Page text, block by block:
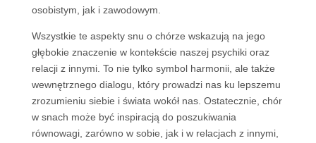
osobistym, jak i zawodowym.
Wszystkie te aspekty snu o chórze wskazują na jego
głębokie znaczenie w kontekście naszej psychiki oraz
relacji z innymi. To nie tylko symbol harmonii, ale także
wewnętrznego dialogu, który prowadzi nas ku lepszemu
zrozumieniu siebie i świata wokół nas. Ostatecznie, chór
w snach może być inspiracją do poszukiwania
równowagi, zarówno w sobie, jak i w relacjach z innymi,